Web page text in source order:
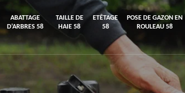
ABATTAGE
D'ARBRES 58
TAILLE DE
HAIE 58
ETÊTAGE
58
POSE DE GAZON EN
ROULEAU 58